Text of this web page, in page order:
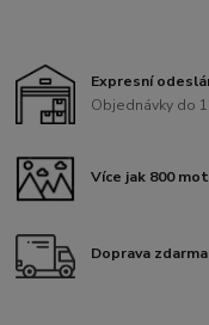
Expresní
Objednávky do
Více jak 800
Doprava